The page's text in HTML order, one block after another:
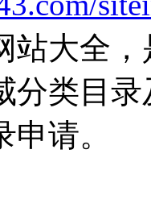
站大全
分类目
请。